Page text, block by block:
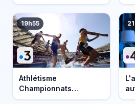
19h55
Athlétisme
Championnats
d'Europe 2026